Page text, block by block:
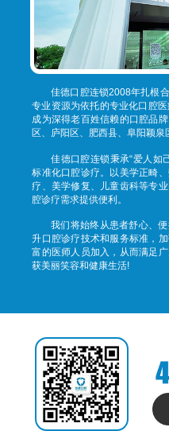
佳德口腔连锁2008年扎根
专业资源为依托的专业化口腔
成为深得老百姓信赖的口腔品
区、庐阳区、肥西县、阜阳颖泉
佳德口腔连锁秉承“爱人如
标准化口腔诊疗。以美学正畸
疗、美学修复、儿童齿科等专
腔诊疗需求提供便利。
我们将始终从患者舒心、
升口腔诊疗技术和服务标准，
富的医师人员加入，从而满足
获美丽笑容和健康生活!